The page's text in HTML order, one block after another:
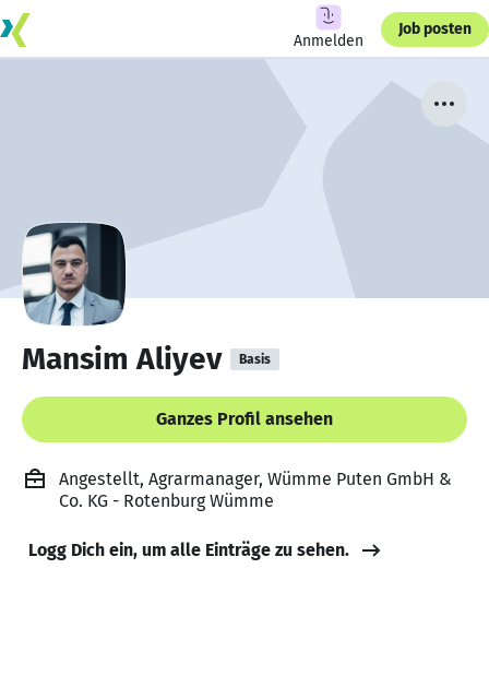
Anmelden
Job posten
Mansim Aliyev Basis
Ganzes Profil ansehen
Angestellt, Agrarmanager, Wümme Puten GmbH &
Co. KG - Rotenburg Wümme
Logg Dich ein, um alle Einträge zu sehen.